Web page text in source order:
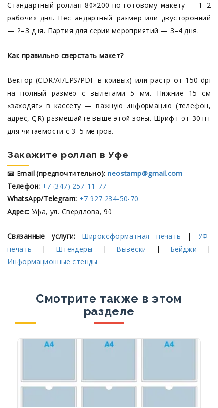
Стандартный роллап 80×200 по готовому макету — 1–2
рабочих дня. Нестандартный размер или двусторонний
— 2–3 дня. Партия для серии мероприятий — 3–4 дня.
Как правильно сверстать макет?
Вектор (CDR/AI/EPS/PDF в кривых) или растр от 150 dpi
на полный размер с вылетами 5 мм. Нижние 15 см
«заходят» в кассету — важную информацию (телефон,
адрес, QR) размещайте выше этой зоны. Шрифт от 30 пт
для читаемости с 3–5 метров.
Закажите роллап в Уфе
📧 Email (предпочтительно): neostamp@gmail.com
Телефон: +7 (347) 257-11-77
WhatsApp/Telegram: +7 927 234-50-70
Адрес: Уфа, ул. Свердлова, 90
Связанные услуги: Широкоформатная печать | УФ-
печать | Штендеры | Вывески | Бейджи |
Информационные стенды
Смотрите также в этом
разделе